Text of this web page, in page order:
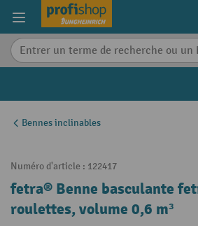
content
Bennes inclinables
Numéro d'article : 122417
fetra® Benne basculante
roulettes, volume 0,6 m³